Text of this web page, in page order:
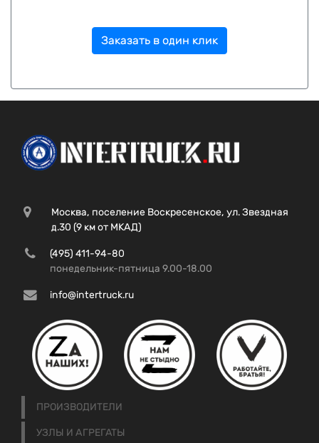
Заказать в один клик
Москва, поселение Воскресенское, ул. Звездная
д.30 (9 км от МКАД)
(495) 411-94-80
понедельник-пятница 9.00-18.00
info@intertruck.ru
ПРОИЗВОДИТЕЛИ
УЗЛЫ И АГРЕГАТЫ